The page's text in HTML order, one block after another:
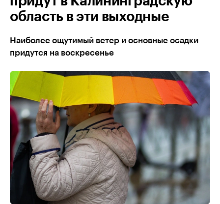
область в эти выходные
Наиболее ощутимый ветер и основные осадки
придутся на воскресенье